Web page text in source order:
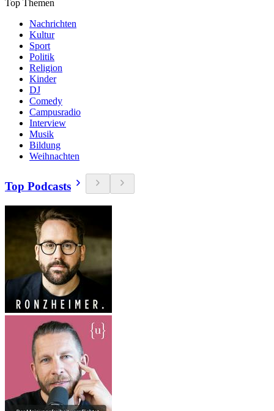
Top Themen
Nachrichten
Kultur
Sport
Politik
Religion
Kinder
DJ
Comedy
Campusradio
Interview
Musik
Bildung
Weihnachten
Top Podcasts